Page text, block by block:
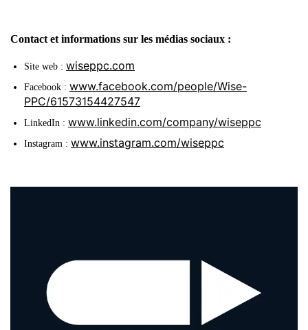
Contact et informations sur les médias sociaux :
Site web : wiseppc.com
Facebook : www.facebook.com/people/Wise-
PPC/61573154427547
LinkedIn : www.linkedin.com/company/wiseppc
Instagram : www.instagram.com/wiseppc